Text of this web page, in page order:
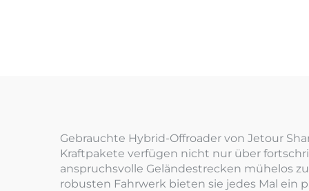
Gebrauchte Hybrid-Offroader von Jetour
Kraftpakete verfügen nicht nur über
anspruchsvolle Geländestrecken mühelos
robusten Fahrwerk bieten sie jedes Mal ein